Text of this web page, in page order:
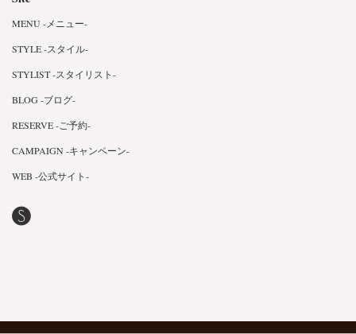
MENU -メニュー-
STYLE -スタイル-
STYLIST -スタイリスト-
BLOG -ブログ-
RESERVE -ご予約-
CAMPAIGN -キャンペーン-
WEB -公式サイト-